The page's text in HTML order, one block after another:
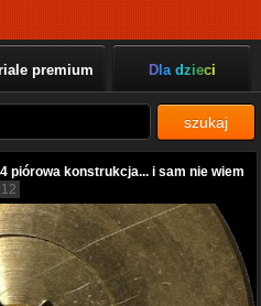
premium Dla dzieci
szukaj
piórowa konstrukcja... i sam nie wiem